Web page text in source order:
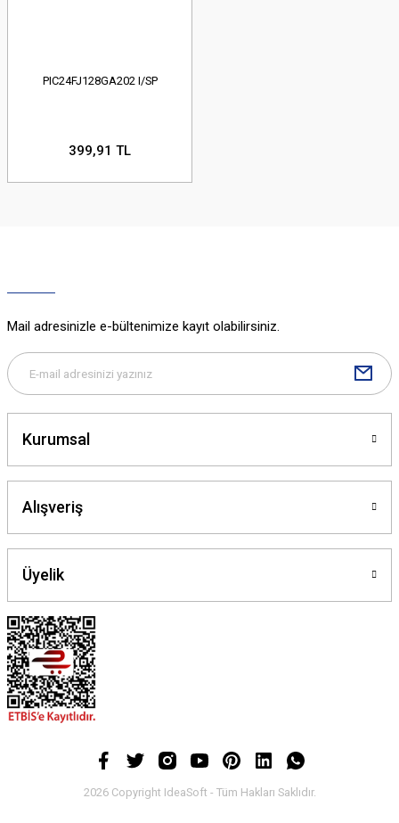
PIC24FJ128GA202 I/SP
399,91 TL
Mail adresinizle e-bültenimize kayıt olabilirsiniz.
Kurumsal
Alışveriş
Üyelik
2026 Copyright IdeaSoft - Tüm Hakları Saklıdır.